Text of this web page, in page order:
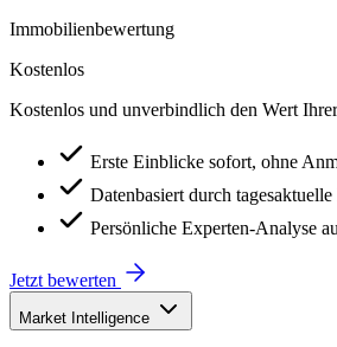
Immobilienbewertung
Kostenlos
Kostenlos und unverbindlich den Wert
Erste Einblicke sofort, ohne
Datenbasiert durch
Persönliche Experten-Analyse
Jetzt bewerten
Market Intelligence